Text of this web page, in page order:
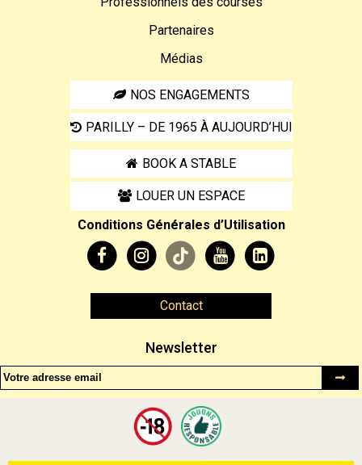
Partenaires
Médias
NOS ENGAGEMENTS
PARILLY – DE 1965 À AUJOURD’HUI
BOOK A STABLE
LOUER UN ESPACE
Conditions Générales d’Utilisation
Contact
Newsletter